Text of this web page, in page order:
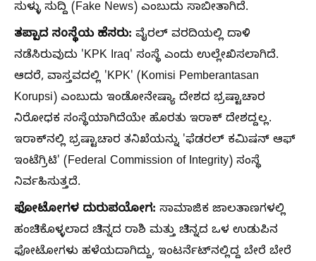
ಸುಳ್ಳು ಸುದ್ದಿ (Fake News) ಎಂಬುದು ಸಾಬೀತಾಗಿದೆ.
ತಪ್ಪಾದ ಸಂಸ್ಥೆಯ ಹೆಸರು: ವೈರಲ್ ವರದಿಯಲ್ಲಿ ದಾಳಿ
ನಡೆಸಿರುವುದು 'KPK Iraq' ಸಂಸ್ಥೆ ಎಂದು ಉಲ್ಲೇಖಿಸಲಾಗಿದೆ.
ಆದರೆ, ವಾಸ್ತವದಲ್ಲಿ 'KPK' (Komisi Pemberantasan
Korupsi) ಎಂಬುದು ಇಂಡೋನೇಷ್ಯಾ ದೇಶದ ಭ್ರಷ್ಟಾಚಾರ
ನಿರೋಧಕ ಸಂಸ್ಥೆಯಾಗಿದೆಯೇ ಹೊರತು ಇರಾಕ್ ದೇಶದ್ದಲ್ಲ.
ಇರಾಕ್‌ನಲ್ಲಿ ಭ್ರಷ್ಟಾಚಾರ ತನಿಖೆಯನ್ನು 'ಫೆಡರಲ್ ಕಮಿಷನ್ ಆಫ್
ಇಂಟೆಗ್ರಿಟಿ' (Federal Commission of Integrity) ಸಂಸ್ಥೆ
ನಿರ್ವಹಿಸುತ್ತದೆ.
ಫೋಟೋಗಳ ದುರುಪಯೋಗ: ಸಾಮಾಜಿಕ ಜಾಲತಾಣಗಳಲ್ಲಿ
ಹಂಚಿಕೊಳ್ಳಲಾದ ಚಿನ್ನದ ರಾಶಿ ಮತ್ತು ಚಿನ್ನದ ಒಳ ಉಡುಪಿನ
ಫೋಟೋಗಳು ಹಳೆಯದಾಗಿದ್ದು, ಇಂಟರ್ನೆಟ್‌ನಲ್ಲಿದ್ದ ಬೇರೆ ಬೇರೆ